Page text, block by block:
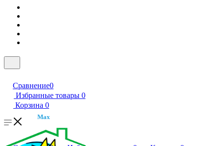
Сравнение0
Избранные товары 0
Корзина 0
Max